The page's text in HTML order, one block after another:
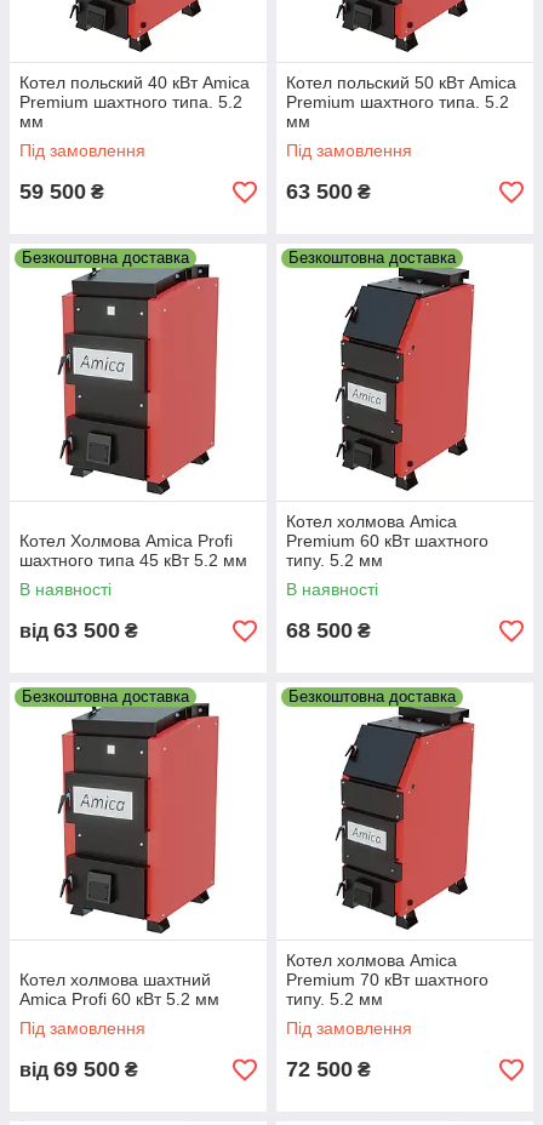
Котел польский 40 кВт Amica
Premium шахтного типа. 5.2
мм
Під замовлення
59 500 ₴
Котел польский 50 кВт Amica
Premium шахтного типа. 5.2
мм
Під замовлення
63 500 ₴
Безкоштовна доставка
Котел Холмова Amica Profi
шахтного типа 45 кВт 5.2 мм
В наявності
від 63 500 ₴
Безкоштовна доставка
Котел холмова Amica
Premium 60 кВт шахтного
типу. 5.2 мм
В наявності
68 500 ₴
Безкоштовна доставка
Котел холмова шахтний
Amica Profi 60 кВт 5.2 мм
Під замовлення
від 69 500 ₴
Безкоштовна доставка
Котел холмова Amica
Premium 70 кВт шахтного
типу. 5.2 мм
Під замовлення
72 500 ₴